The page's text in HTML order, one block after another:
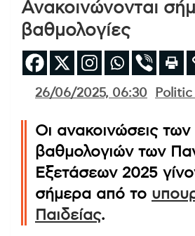
Ανακοινώνονται
βαθμολογίες
26/06/2025, 06:30 Politic
Οι ανακοινώσεις των
βαθμολογιών των
Εξετάσεων 2025
σήμερα από το
Παιδείας.